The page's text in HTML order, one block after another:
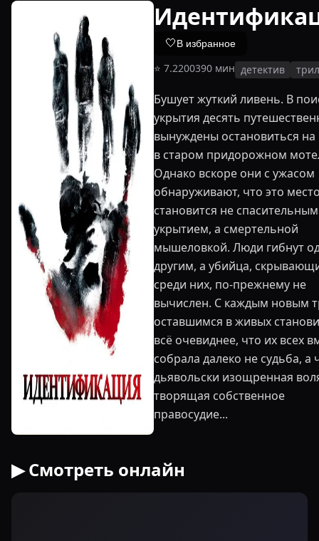
🤍В избранное
⭐ 7.2200390 мин детектив
Бушует жуткий ливень. В
укрытия десять
вынуждены остановиться
в старом придорожном
Однако вскоре они с ужасом
обнаруживают, что это
становится не спасительным
укрытием, а смертельной
мышеловкой. Люди гибнут
другим, а убийца,
среди них, по-прежнему не
вычислен. С каждым новым
оставшимся в живых
всё очевиднее, что их всех
собрала далеко не судьба, а
дьявольски изощренная
творящая собственное
правосудие...
▶ Смотреть онлайн